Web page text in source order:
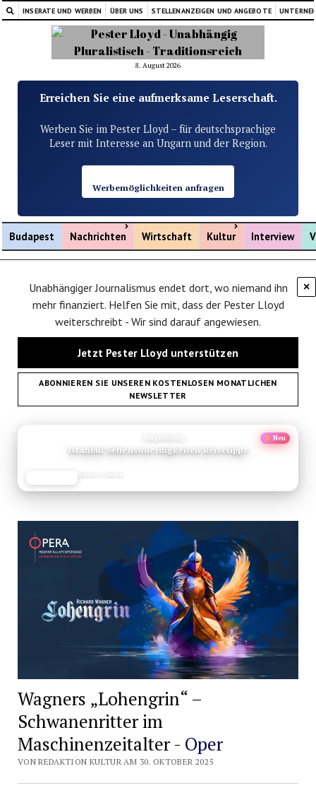
INSERATE UND WERBEN ÜBER UNS STELLENANZEIGEN UND ANGEBOTE
8. August 2026
Erreichen Sie eine aufmerksame Leserschaft.
Werben Sie im Pester Lloyd – für deutschsprachige
Leser mit Interesse an Ungarn und der Region.
Werbemöglichkeiten anfragen
Budapest Nachrichten
Menü öffnen
Wirtschaft Kultur
Menü öffnen
Interview
×
Unabhängiger Journalismus endet dort, wo niemand ihn
mehr finanziert. Helfen Sie mit, dass der Pester Lloyd
weiterschreibt - Wir sind darauf angewiesen.
Jetzt Pester Lloyd unterstützen
ABONNIEREN SIE UNSEREN KOSTENLOSEN MONATLICHEN
NEWSLETTER
Neu
Istanbul Sehenswuerdigkeiten Reisetipps
Reise-Guide
Wagners „Lohengrin“ –
Schwanenritter im
Maschinenzeitalter - Oper
VON REDAKTION KULTUR AM 30. OKTOBER 2025